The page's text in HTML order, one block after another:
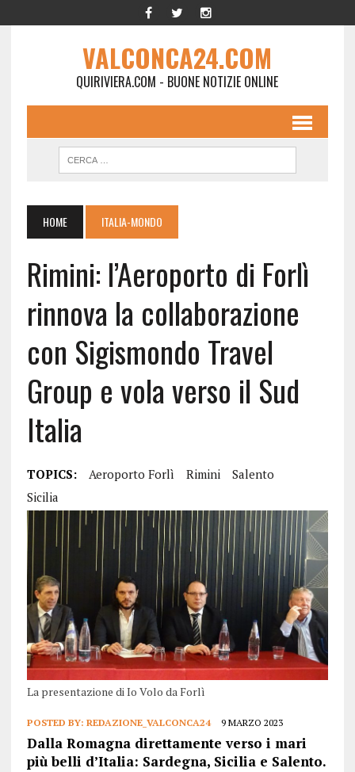
VALCONCA24.COM
QUIRIVIERA.COM - BUONE NOTIZIE ONLINE
HOME ITALIA-MONDO
Rimini: l’Aeroporto di Forlì
rinnova la collaborazione
con Sigismondo Travel
Group e vola verso il Sud
Italia
TOPICS: Aeroporto Forlì Rimini
Salento
Sicilia
La presentazione di Io Volo da Forlì
POSTED BY: REDAZIONE_VALCONCA24 9 MARZO 2023
Dalla Romagna direttamente verso i mari
più belli d’Italia: Sardegna, Sicilia e Salento.